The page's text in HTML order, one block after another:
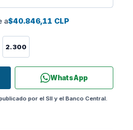
a$40.846,11 CLP
2.300
WhatsApp
por el SII y el Banco Central.